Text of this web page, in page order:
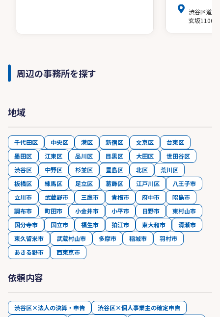
渋谷区道
玄坂1106
周辺の事務所を探す
地域
千代田区 中央区 港区 新宿区 文京区
台東区
墨田区
江東区 品川区 目黒区 大田区
世田谷区
渋谷区
中野区 杉並区 豊島区 北区
荒川区
板橋区
練馬区 足立区 葛飾区 江戸川区
八王子市
立川市
武蔵野市 三鷹市 青梅市 府中市
昭島市
調布市
町田市 小金井市 小平市 日野市
東村山市
国分寺市
国立市 福生市 狛江市 東大和市
清瀬市
東久留米市
武蔵村山市 多摩市 稲城市
羽村市
あきる野市
西東京市
依頼内容
渋谷区×法人の決算・申告
渋谷区×個人事業主の確定申告